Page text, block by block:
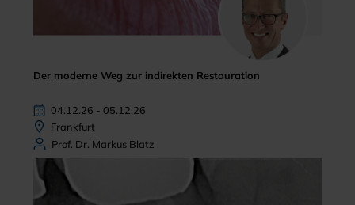
Der moderne Weg zur indirekten Restauration
04.12.26 - 05.12.26
Frankfurt
Prof. Dr. Markus Blatz